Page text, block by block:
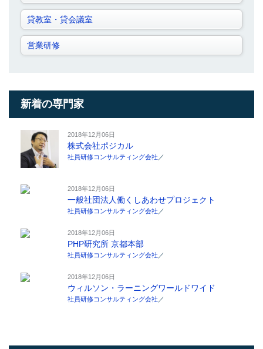
貸教室・貸会議室
営業研修
新着の専門家
2018年12月06日
株式会社ポジカル
社員研修コンサルティング会社 ／
2018年12月06日
一般社団法人働くしあわせプロジェクト
社員研修コンサルティング会社 ／
2018年12月06日
PHP研究所 京都本部
社員研修コンサルティング会社 ／
2018年12月06日
ウィルソン・ラーニングワールドワイド
社員研修コンサルティング会社 ／